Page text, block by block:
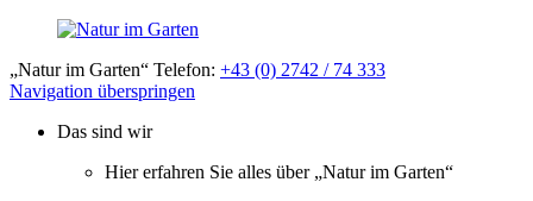
„Natur im Garten“ Telefon: +43 (0) 2742 / 74 333
Navigation überspringen
Das sind wir
Hier erfahren Sie alles über „Natur im Garten“